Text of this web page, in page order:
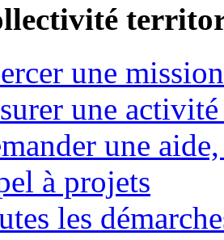
une mission
une
une
à projets
les